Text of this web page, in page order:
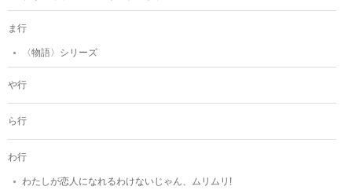
ま行
〈物語〉シリーズ
や行
ら行
わ行
わたしが恋人になれるわけないじゃん、ムリムリ!